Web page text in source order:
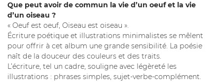
Que peut avoir de commun la vie d’un oeuf et la vie
d’un oiseau ?
« Oeuf est oeuf, Oiseau est oiseau ».
Écriture poétique et illustrations minimalistes se mêlent
pour offrir à cet album une grande sensibilité. La poésie
naît de la douceur des couleurs et des traits.
L’écriture, tel un cadre, souligne avec légèreté les
illustrations : phrases simples, sujet-verbe-complément.